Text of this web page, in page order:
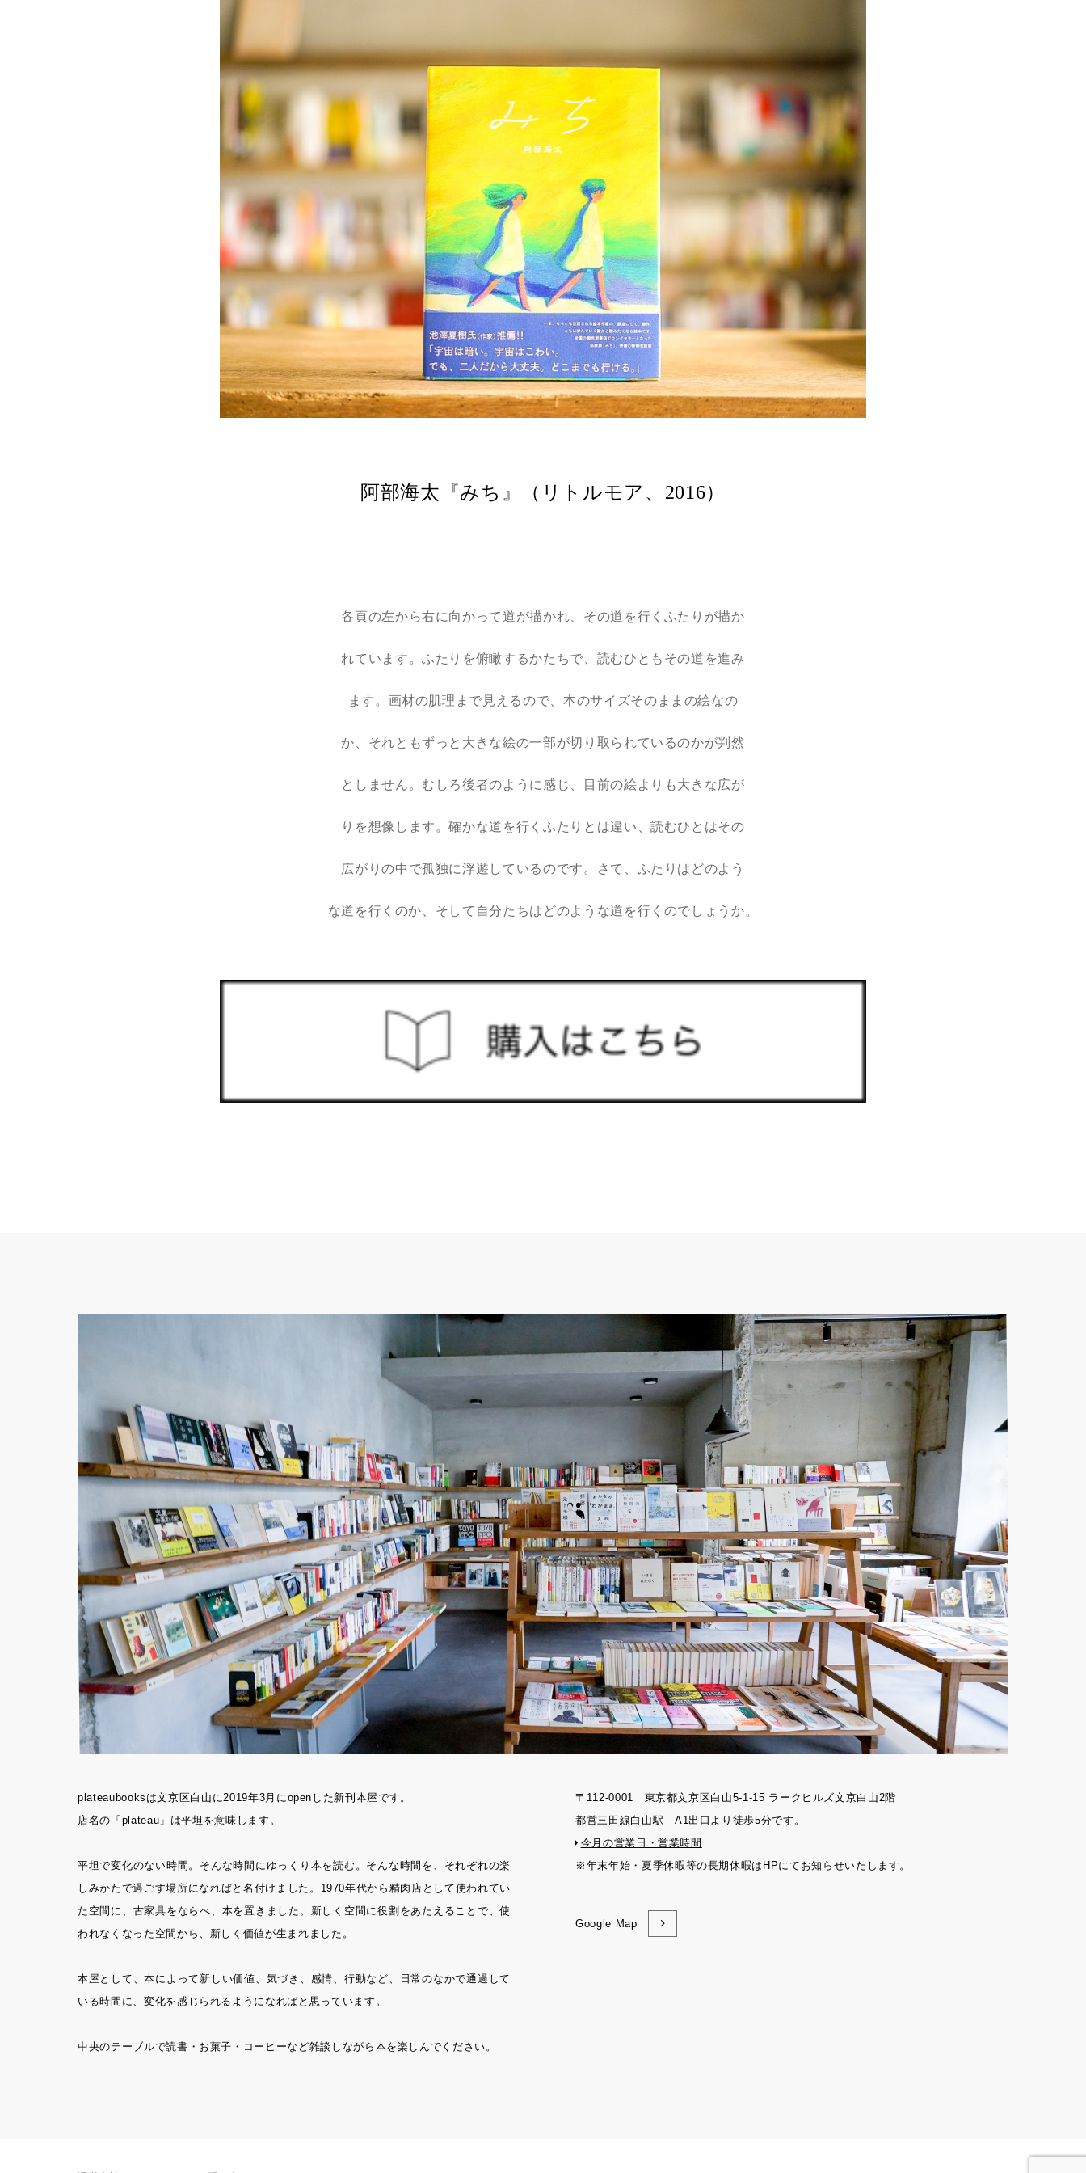
阿部海太『みち』（リトルモア、2016）
各頁の左から右に向かって道が描かれ、その道を行くふたりが描か
れています。ふたりを俯瞰するかたちで、読むひともその道を進み
ます。画材の肌理まで見えるので、本のサイズそのままの絵なの
か、それともずっと大きな絵の一部が切り取られているのかが判然
としません。むしろ後者のように感じ、目前の絵よりも大きな広が
りを想像します。確かな道を行くふたりとは違い、読むひとはその
広がりの中で孤独に浮遊しているのです。さて、ふたりはどのよう
な道を行くのか、そして自分たちはどのような道を行くのでしょうか。
plateaubooksは文京区白山に2019年3月にopenした新刊本屋です。
店名の「plateau」は平坦を意味します。
平坦で変化のない時間。そんな時間にゆっくり本を読む。そんな時間を、それぞれの楽
しみかたで過ごす場所になればと名付けました。1970年代から精肉店として使われてい
た空間に、古家具をならべ、本を置きました。新しく空間に役割をあたえることで、使
われなくなった空間から、新しく価値が生まれました。
本屋として、本によって新しい価値、気づき、感情、行動など、日常のなかで通過して
いる時間に、変化を感じられるようになればと思っています。
中央のテーブルで読書・お菓子・コーヒーなど雑談しながら本を楽しんでください。
〒112-0001 東京都文京区白山5-1-15 ラークヒルズ文京白山2階
都営三田線白山駅 A1出口より徒歩5分です。
今月の営業日・営業時間
※年末年始・夏季休暇等の長期休暇はHPにてお知らせいたします。
Google Map